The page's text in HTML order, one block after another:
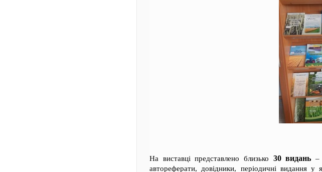
На виставці представлено близько 30 видань –
автореферати, довідники, періодичні видання у